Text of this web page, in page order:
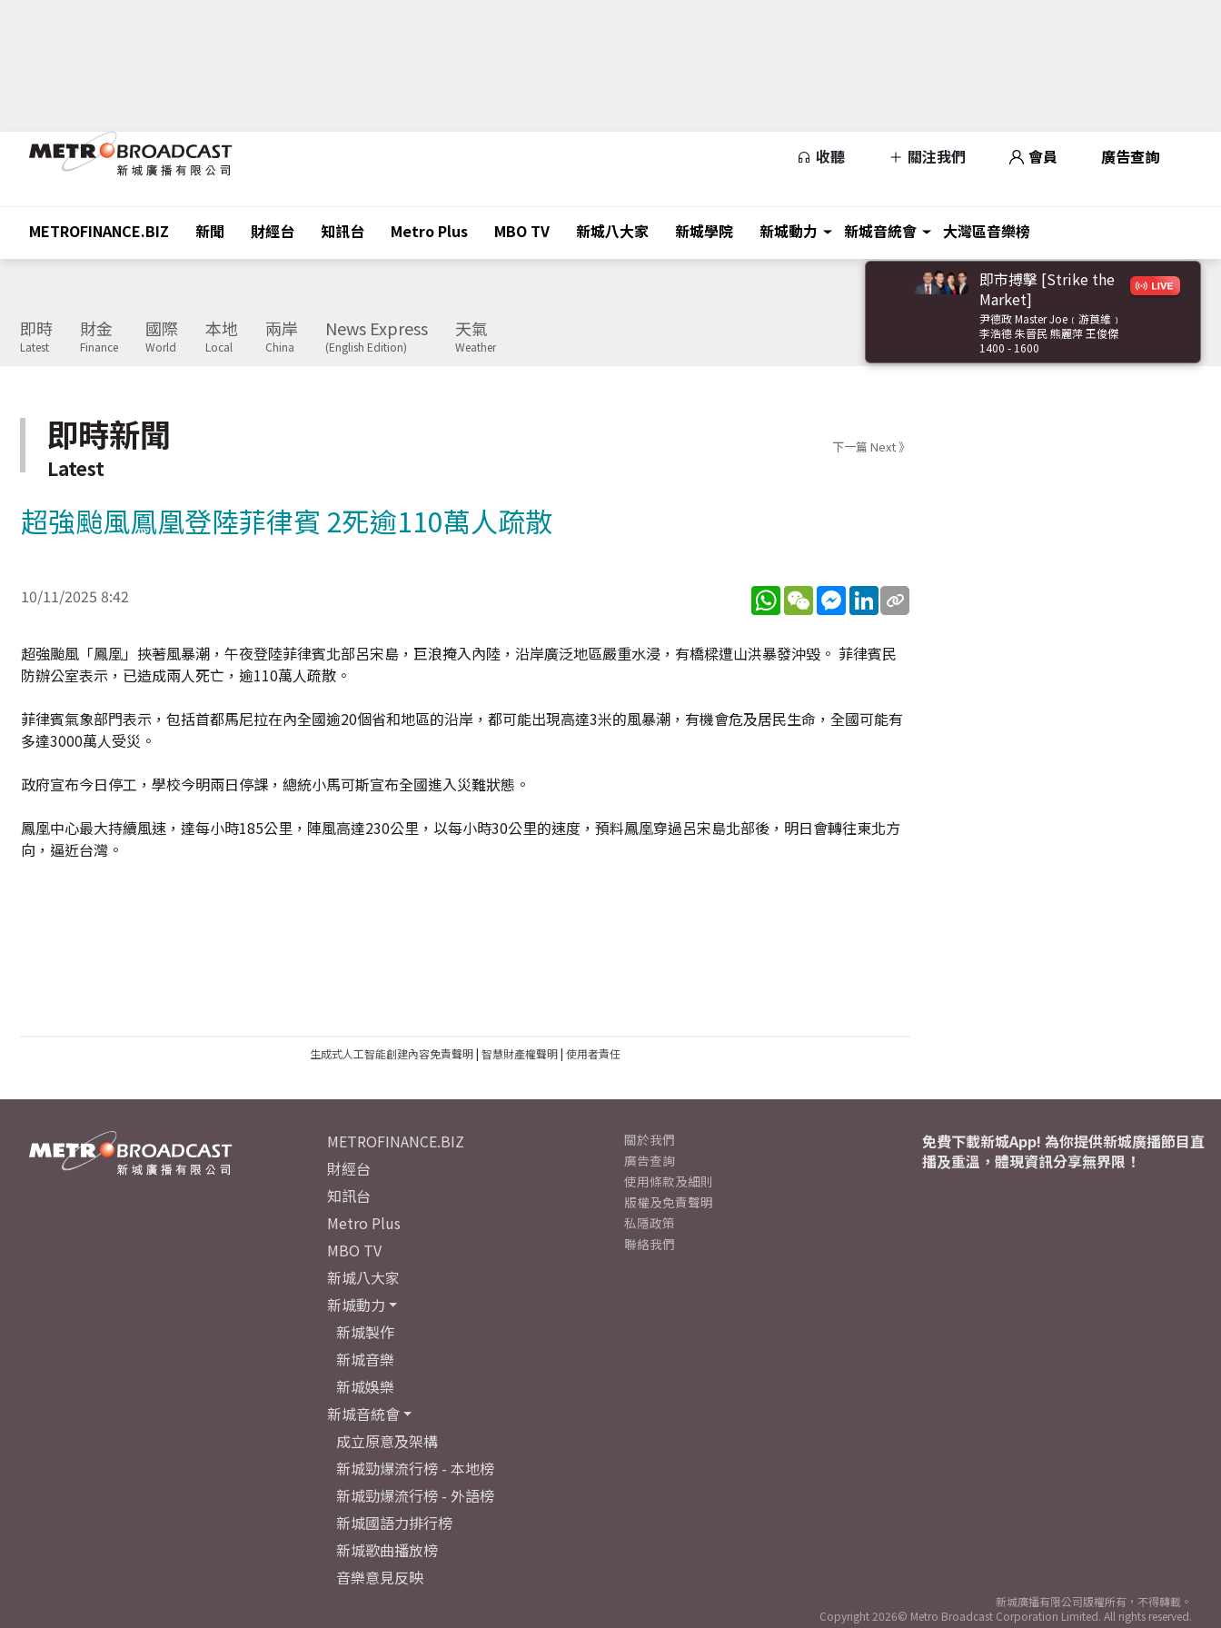
收聽 關注我們 會員 廣告查詢
METROFINANCE.BIZ 新聞 財經台 知訊台 Metro Plus MBO TV 新城八大家 新城學院 新城動力 新城音統會 大灣區音樂榜
即時
Latest
財金
Finance
國際
World
本地
Local
兩岸
China
News Express
(English Edition)
天氣
Weather
即市搏擊 [Strike the
Market]
尹德政 Master Joe﹝游莨維﹞
李浩德 朱晉民 熊麗萍 王俊傑
1400 - 1600
即時新聞
Latest
下一篇 Next 》
超強颱風鳳凰登陸菲律賓 2死逾110萬人疏散
10/11/2025 8:42 WhatsApp
WeChatMessenger
LinkedIn
超強颱風「鳳凰」挾著風暴潮，午夜登陸菲律賓北部呂宋島，巨浪掩入內陸，沿岸廣泛地區嚴重水浸，有橋樑遭山洪暴發沖毀。 菲律賓民
防辦公室表示，已造成兩人死亡，逾110萬人疏散。
菲律賓氣象部門表示，包括首都馬尼拉在內全國逾20個省和地區的沿岸，都可能出現高達3米的風暴潮，有機會危及居民生命，全國可能有
多達3000萬人受災。
政府宣布今日停工，學校今明兩日停課，總統小馬可斯宣布全國進入災難狀態。
鳳凰中心最大持續風速，達每小時185公里，陣風高達230公里，以每小時30公里的速度，預料鳳凰穿過呂宋島北部後，明日會轉往東北方
向，逼近台灣。
生成式人工智能創建內容免責聲明| 智慧財產權聲明| 使用者責任
METROFINANCE.BIZ
財經台
知訊台
Metro Plus
MBO TV
新城八大家
新城動力
新城製作
新城音樂
新城娛樂
新城音統會
成立原意及架構
新城勁爆流行榜 - 本地榜
新城勁爆流行榜 - 外語榜
新城國語力排行榜
新城歌曲播放榜
音樂意見反映
關於我們
廣告查詢
使用條款及細則
版權及免責聲明
私隱政策
聯絡我們
免費下載新城App! 為你提供新城廣播節目直
播及重溫，體現資訊分享無界限！
新城廣播有限公司版權所有，不得轉載。
Copyright 2026© Metro Broadcast Corporation Limited. All rights reserved.